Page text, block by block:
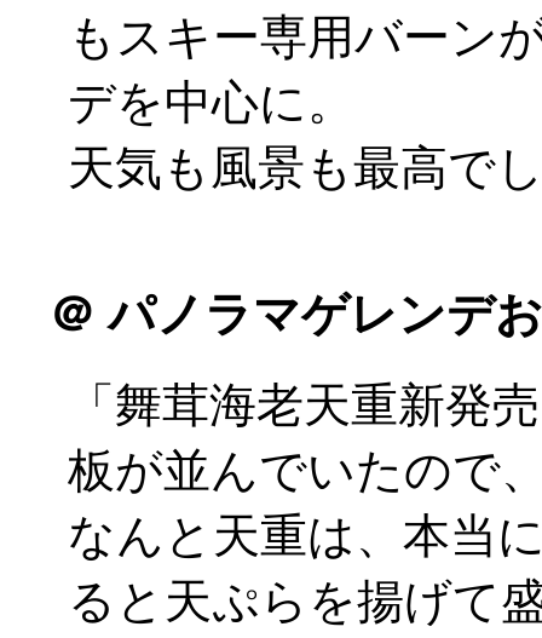
もスキー専用バーン
デを中心に。
天気も風景も最高で
＠ パノラマゲレンデ
「舞茸海老天重新発
板が並んでいたので
なんと天重は、本当
ると天ぷらを揚げて